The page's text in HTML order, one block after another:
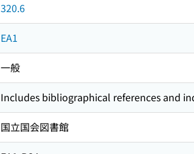
320.6
EA1
一般
Includes bibliographical references and
国立国会図書館